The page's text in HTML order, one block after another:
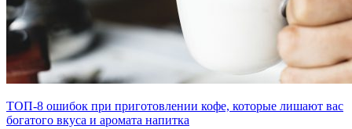
ТОП-8 ошибок при приготовлении кофе, которые лишают вас
богатого вкуса и аромата напитка